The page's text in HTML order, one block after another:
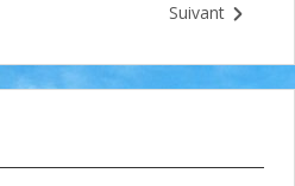
Suivant